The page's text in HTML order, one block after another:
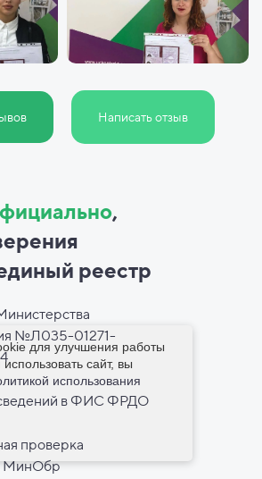
Написать отзыв
,
реестр
№Л035-01271-
в ФИС ФРДО
проверка
МинОбр
для улучшения работы
сайт, вы
использования